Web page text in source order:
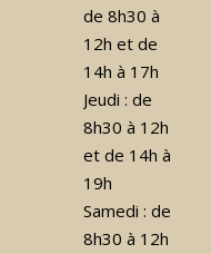
de 8h30 à
12h et de
14h à 17h
Jeudi : de
8h30 à 12h
et de 14h à
19h
Samedi : de
8h30 à 12h